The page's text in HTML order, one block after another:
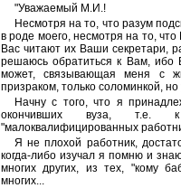
"Уважаемый М.И.!
Несмотря на то, что разум
в роде моего, несмотря на то,
Вас читают их Ваши секретари,
решаюсь обратиться к Вам,
может, связывающая меня с
призраком, только соломинкой,
Начну с того, что я
окончивших вуза, т.е. к
"малоквалифицированных
Я не плохой работник,
когда-либо изучал я помню и
многих других, из тех, "кому
многих...